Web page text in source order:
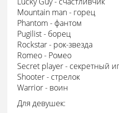
Mountain man - горец
Phantom - фантом
Pugilist - борец
Rockstar - рок-звезда
Romeo - Ромео
Secret player - секретный
Shooter - стрелок
Warrior - воин
Для девушек: